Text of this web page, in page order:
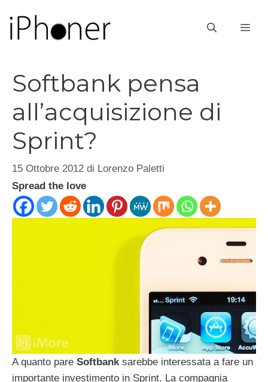
contenuto
Softbank pensa
all’acquisizione di
Sprint?
15 Ottobre 2012 di Lorenzo Paletti
Spread the love
A quanto pare Softbanksarebbe interessata a fare un
importante investimento in Sprint. La compagnia